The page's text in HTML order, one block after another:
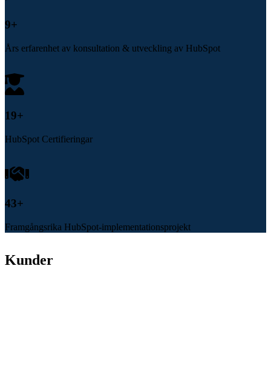
10
Års erfarenhet av konsultation & utveckling av HubSpot
20+
HubSpot Certifieringar
45+
Framgångsrika HubSpot-implementationsprojekt
Kunder